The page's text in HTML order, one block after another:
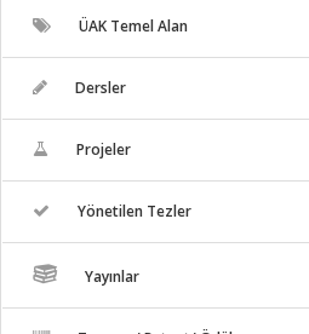
ÜAK Temel Alan
Dersler
Projeler
Yönetilen Tezler
Yayınlar